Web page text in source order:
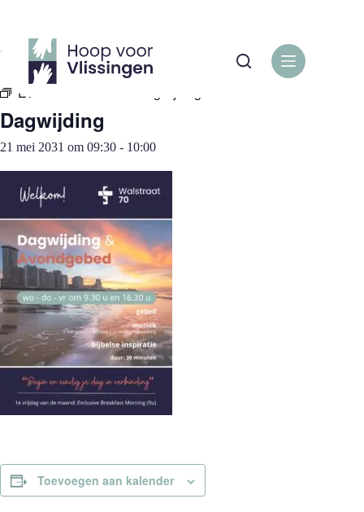
inhoud
« Alle Evenementen
Evenementenreeks:
Dagwijding
21 mei 2031 om 09:30 - 10:00
Toevoegen aan kalender